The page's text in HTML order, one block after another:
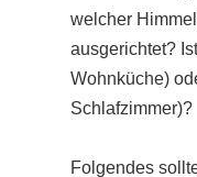
welcher
ausgerichtet?
Wohnküche)
Schlafzimmer)?
Folgendes